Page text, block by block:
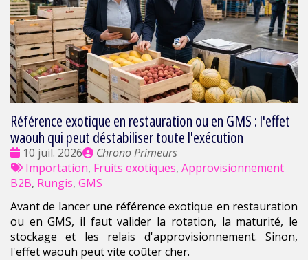
Référence exotique en restauration ou en GMS : l'effet
waouh qui peut déstabiliser toute l'exécution
Date
:
10 juil. 2026
Publié
par
Chrono Primeurs
Tags
:
Importation, Fruits exotiques, Approvisionnement
B2B, Rungis, GMS
Avant de lancer une référence exotique en restauration
ou en GMS, il faut valider la rotation, la maturité, le
stockage et les relais d'approvisionnement. Sinon,
l'effet waouh peut vite coûter cher.